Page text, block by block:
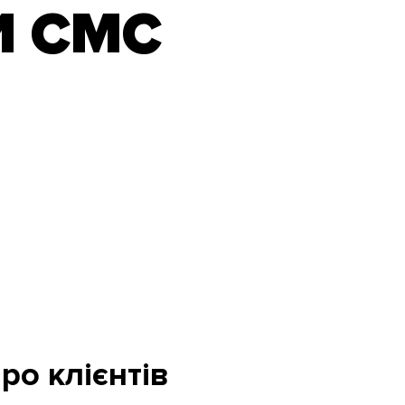
СМС
клієнтів